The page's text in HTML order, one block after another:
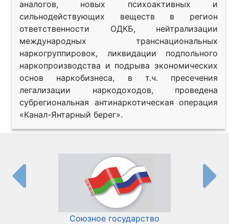
аналогов, новых психоактивных и
сильнодействующих веществ в регион
ответственности ОДКБ, нейтрализации
международных транснациональных
наркогруппировок, ликвидации подпольного
наркопроизводства и подрыва экономических
основ наркобизнеса, в т.ч. пресечения
легализации наркодоходов, проведена
субрегиональная антинаркотическая операция
«Канал-Янтарный берег».
Союзное государство